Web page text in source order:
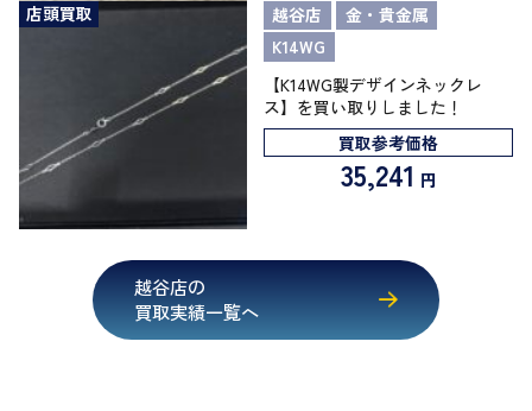
店頭買取 越谷店
金・貴金属
K14WG
【K14WG製デザインネックレ
ス】を買い取りしました！
買取参考価格
35,241 円
越谷店の
買取実績一覧へ